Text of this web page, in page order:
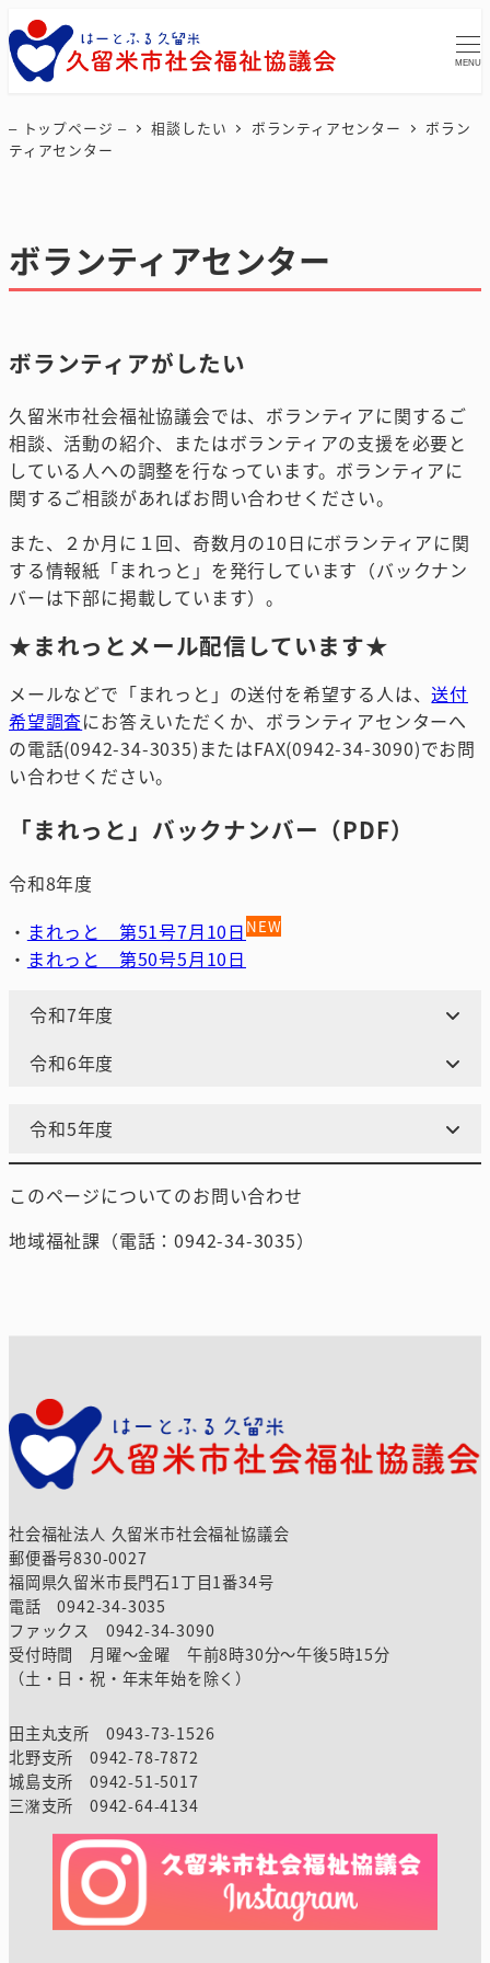
MENU
– トップページ – 相談したい ボランティアセンター
ボラン
ティアセンター
ボランティアセンター
ボランティアがしたい
久留米市社会福祉協議会では、ボランティアに関するご
相談、活動の紹介、またはボランティアの支援を必要と
している人への調整を行なっています。ボランティアに
関するご相談があればお問い合わせください。
また、２か月に１回、奇数月の10日にボランティアに関
する情報紙「まれっと」を発行しています（バックナン
バーは下部に掲載しています）。
★まれっとメール配信しています★
メールなどで「まれっと」の送付を希望する人は、送付
希望調査にお答えいただくか、ボランティアセンターへ
の電話(0942-34-3035)またはFAX(0942-34-3090)でお問
い合わせください。
「まれっと」バックナンバー（PDF）
令和8年度
・ まれっと 第51号7月10日NEW
・ まれっと 第50号5月10日
令和7年度
令和6年度
令和5年度
このページについてのお問い合わせ
地域福祉課（電話：0942-34-3035）
社会福祉法人 久留米市社会福祉協議会
郵便番号830-0027
福岡県久留米市長門石1丁目1番34号
電話 0942-34-3035
ファックス 0942-34-3090
受付時間 月曜～金曜 午前8時30分～午後5時15分
（土・日・祝・年末年始を除く）
田主丸支所 0943-73-1526
北野支所 0942-78-7872
城島支所 0942-51-5017
三潴支所 0942-64-4134